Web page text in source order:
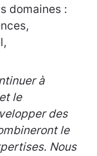
domaines :
à
le
des
le
Nous